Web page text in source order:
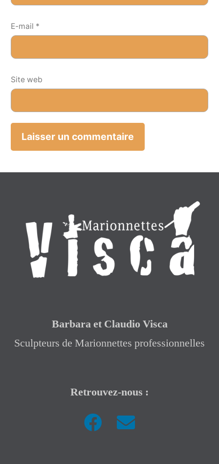
E-mail *
Site web
Barbara et Claudio Visca
Sculpteurs de Marionnettes professionnelles
Retrouvez-nous :